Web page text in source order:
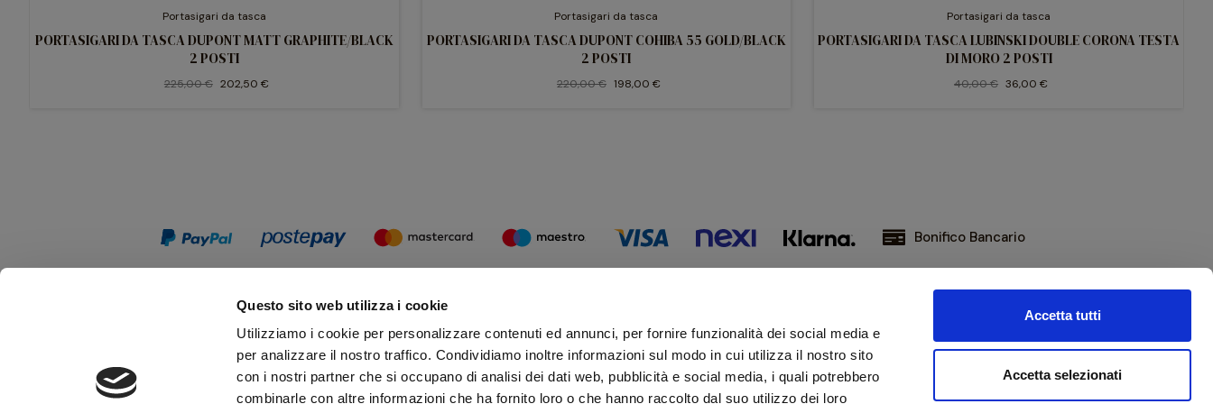
Questo sito web utilizza i cookie
Utilizziamo i cookie per personalizzare contenuti ed annunci, per fornire funzionalità dei social media e
per analizzare il nostro traffico. Condividiamo inoltre informazioni sul modo in cui utilizza il nostro sito
con i nostri partner che si occupano di analisi dei dati web, pubblicità e social media, i quali potrebbero
combinarle con altre informazioni che ha fornito loro o che hanno raccolto dal suo utilizzo dei loro
Accetta tutti
Accetta selezionati
Portasigari da tasca
PORTASIGARI DA TASCA DUPONT MATT GRAPHITE/BLACK
2 POSTI
225,00 € 202,50 €
Portasigari da tasca
PORTASIGARI DA TASCA DUPONT COHIBA 55 GOLD/BLACK
2 POSTI
220,00 € 198,00 €
Portasigari da tasca
PORTASIGARI DA TASCA LUBINSKI DOUBLE CORONA TESTA
DI MORO 2 POSTI
40,00 € 36,00 €
Bonifico Bancario
Iscriviti alla nostra newsletter
Rimani aggiornato sulle novità e promozioni